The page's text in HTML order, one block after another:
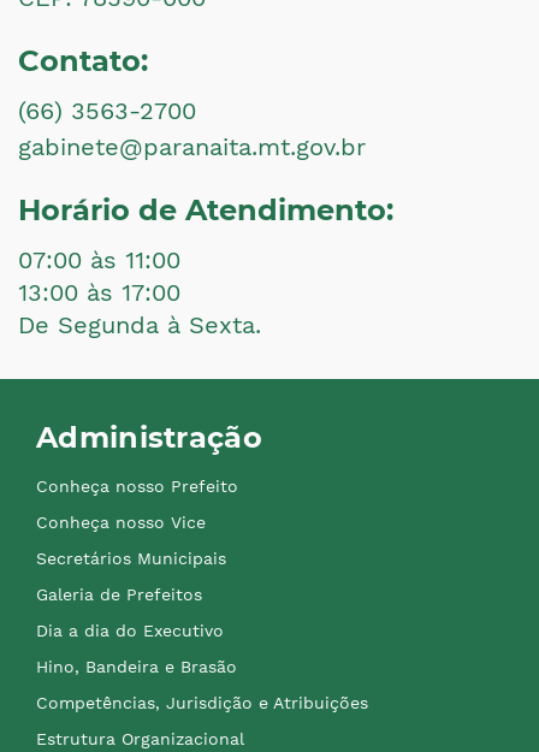
Contato:
(66) 3563-2700
gabinete@paranaita.mt.gov.br
Horário de Atendimento:
07:00 às 11:00
13:00 às 17:00
De Segunda à Sexta.
Administração
Conheça nosso Prefeito
Conheça nosso Vice
Secretários Municipais
Galeria de Prefeitos
Dia a dia do Executivo
Hino, Bandeira e Brasão
Competências, Jurisdição e Atribuições
Estrutura Organizacional